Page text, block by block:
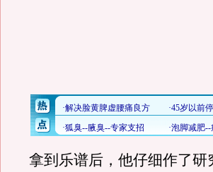
拿到乐谱后，他仔细作了